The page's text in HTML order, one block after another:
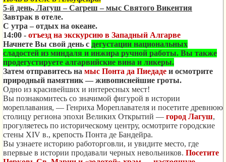
5-й день, Лагуш – Сагреш – мыс Святого Викентия
Завтрак в отеле.
С утра – отдых на океане.
14:00 - отъезд на экскурсию в Западный Алгарве
Начнете Вы свой день с дегустации национальных
сладостей из миндаля и инжира ручной работы. Вы также
продегустируете алгарвийские вина и ликеры.
Затем отправитесь на мыс Понта да Пиедаде и осмотрите
природный памятник — живописнейшие гроты.
Одно из красивейших и интересных мест!
Вы познакомитесь со значимой фигурой в истории
мореплавания, — Генриха Мореплавателя и посетите древнюю
столицу региона эпохи Великих Открытий — город Лагуш,
прогуляетесь по историческому центру, осмотрите городские
стены XIV в., крепость Понта де Бандейра.
Вы узнаете историю работорговли, и увидите место, где
впервые в истории продавали черных невольников. Посетите